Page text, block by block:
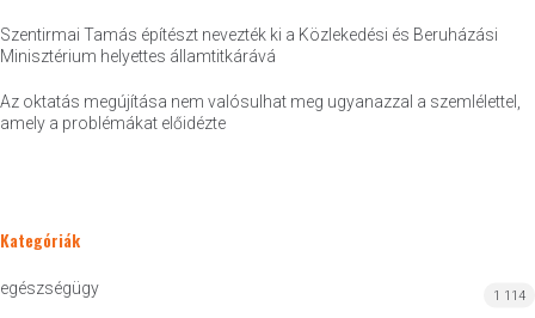
Szentirmai Tamás építészt nevezték ki a Közlekedési és Beruházási
Minisztérium helyettes államtitkárává
Az oktatás megújítása nem valósulhat meg ugyanazzal a szemlélettel,
amely a problémákat előidézte
Kategóriák
egészségügy 1 114